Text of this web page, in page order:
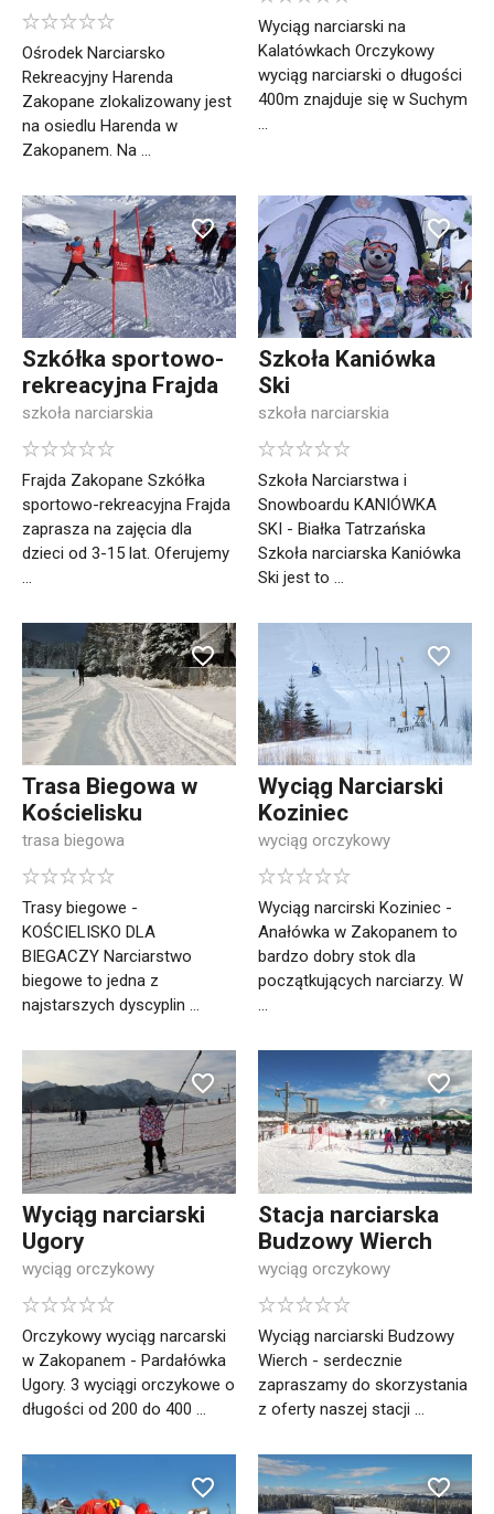
Ośrodek Narciarsko
Rekreacyjny Harenda
Zakopane zlokalizowany jest
na osiedlu Harenda w
Zakopanem. Na ...
Wyciąg narciarski na
Kalatówkach Orczykowy
wyciąg narciarski o długości
400m znajduje się w Suchym
...
Szkółka sportowo-
rekreacyjna Frajda
szkoła narciarskia
Frajda Zakopane Szkółka
sportowo-rekreacyjna Frajda
zaprasza na zajęcia dla
dzieci od 3-15 lat. Oferujemy
...
Szkoła Kaniówka
Ski
szkoła narciarskia
Szkoła Narciarstwa i
Snowboardu KANIÓWKA
SKI - Białka Tatrzańska
Szkoła narciarska Kaniówka
Ski jest to ...
Trasa Biegowa w
Kościelisku
trasa biegowa
Trasy biegowe -
KOŚCIELISKO DLA
BIEGACZY Narciarstwo
biegowe to jedna z
najstarszych dyscyplin ...
Wyciąg Narciarski
Koziniec
wyciąg orczykowy
Wyciąg narcirski Koziniec -
Anałówka w Zakopanem to
bardzo dobry stok dla
początkujących narciarzy. W
...
Wyciąg narciarski
Ugory
wyciąg orczykowy
Orczykowy wyciąg narcarski
w Zakopanem - Pardałówka
Ugory. 3 wyciągi orczykowe o
długości od 200 do 400 ...
Stacja narciarska
Budzowy Wierch
wyciąg orczykowy
Wyciąg narciarski Budzowy
Wierch - serdecznie
zapraszamy do skorzystania
z oferty naszej stacji ...